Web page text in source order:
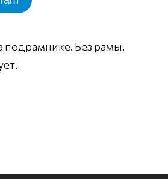
подрамнике. Без рамы.